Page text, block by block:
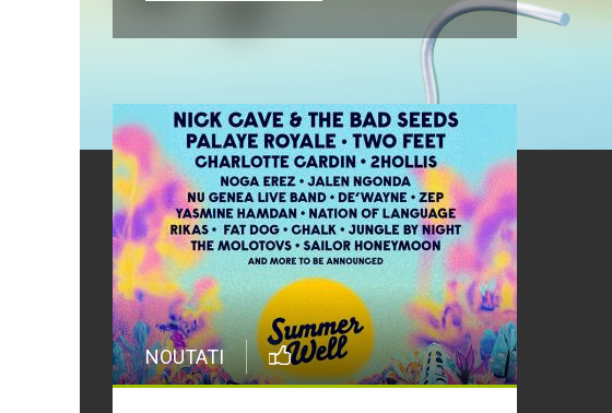
Cabron vine cu Hitul
Monstru al Verii
20 Iulie
Episod nou | Muzica Aia x
DJ Christian Thomson
20 Iulie
Torpedoul lui Morar: Theo
NOUTATI